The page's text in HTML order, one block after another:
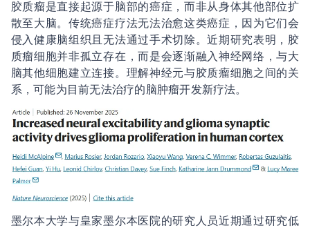
胶质瘤是直接起源于脑部的癌症，而非从身体其他部位扩
散至大脑。传统癌症疗法无法治愈这类癌症，因为它们会
侵入健康脑组织且无法通过手术切除。近期研究表明，胶
质瘤细胞并非孤立存在，而是会逐渐融入神经网络，与大
脑其他细胞建立连接。理解神经元与胶质瘤细胞之间的关
系，可能为目前无法治疗的脑肿瘤开发新疗法。
墨尔本大学与皇家墨尔本医院的研究人员近期通过研究低